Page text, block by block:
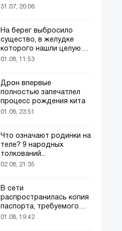
31.07, 20:06
На берег выбросило
существо, в желудке
которого нашли целую
добычу
01.08, 11:53
Дрон впервые
полностью запечатлел
процесс рождения кита
01.08, 23:51
Что означают родинки на
теле? 9 народных
толкований...
02.08, 21:35
В сети
распространилась копия
паспорта, требуемого
для домашних животных
01.08, 19:42